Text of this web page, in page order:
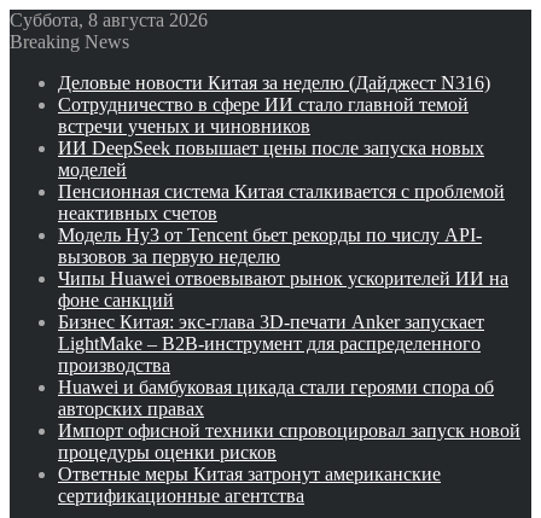
Суббота, 8 августа 2026
Breaking News
Деловые новости Китая за неделю (Дайджест N316)
Сотрудничество в сфере ИИ стало главной темой
встречи ученых и чиновников
ИИ DeepSeek повышает цены после запуска новых
моделей
Пенсионная система Китая сталкивается с проблемой
неактивных счетов
Модель Hy3 от Tencent бьет рекорды по числу API-
вызовов за первую неделю
Чипы Huawei отвоевывают рынок ускорителей ИИ на
фоне санкций
Бизнес Китая: экс-глава 3D-печати Anker запускает
LightMake – B2B-инструмент для распределенного
производства
Huawei и бамбуковая цикада стали героями спора об
авторских правах
Импорт офисной техники спровоцировал запуск новой
процедуры оценки рисков
Ответные меры Китая затронут американские
сертификационные агентства